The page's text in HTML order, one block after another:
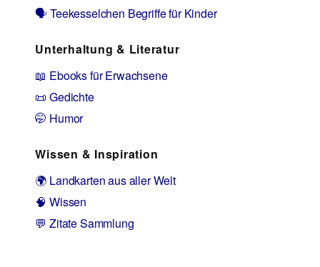
🗣️ Teekesselchen Begriffe für Kinder
Unterhaltung & Literatur
📖 Ebooks für Erwachsene
📜 Gedichte
🤭 Humor
Wissen & Inspiration
🌍 Landkarten aus aller Welt
🧠 Wissen
💬 Zitate Sammlung